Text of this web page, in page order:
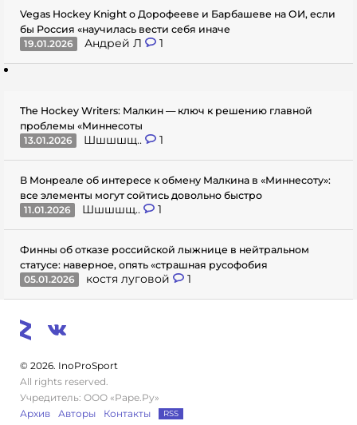
Vegas Hockey Knight о Дорофееве и Барбашеве на ОИ, если
бы Россия «научилась вести себя иначе
19.01.2026
Андрей Л 1
The Hockey Writers: Малкин — ключ к решению главной
проблемы «Миннесоты
13.01.2026
Шшшшщ.. 1
В Монреале об интересе к обмену Малкина в «Миннесоту»:
все элементы могут сойтись довольно быстро
11.01.2026
Шшшшщ.. 1
Финны об отказе российской лыжнице в нейтральном
статусе: наверное, опять «страшная русофобия
05.01.2026
костя луговой 1
© 2026. InoProSport
All rights reserved.
Учредитель: ООО «Раре.Ру»
Архив
Авторы Контакты RSS